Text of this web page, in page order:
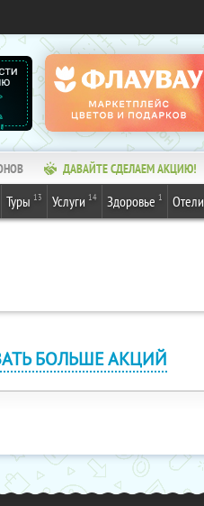
ДАВАЙТЕ СДЕЛАЕМ АКЦИЮ!
Туры 13 Услуги 14 Здоровье 1 Отели
БОЛЬШЕ АКЦИЙ